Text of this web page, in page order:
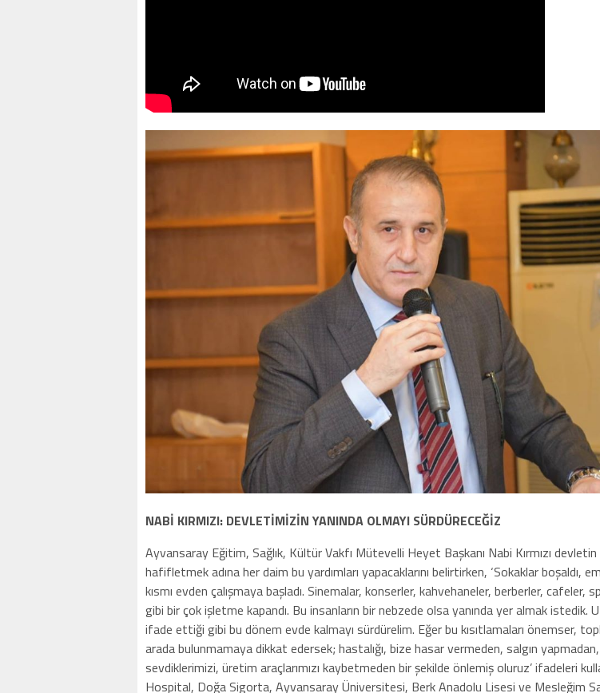
NABİ KIRMIZI: DEVLETİMİZİN YANINDA OLMAYI SÜRDÜRECEĞİZ
Ayvansaray Eğitim, Sağlık, Kültür Vakfı Mütevelli Heyet Başkanı Nabi Kırmızı
hafifletmek adına her daim bu yardımları yapacaklarını belirtirken, ‘Sokaklar boşaldı,
kısmı evden çalışmaya başladı. Sinemalar, konserler, kahvehaneler, berberler, cafeler,
gibi bir çok işletme kapandı. Bu insanların bir nebzede olsa yanında yer almak istedik.
ifade ettiği gibi bu dönem evde kalmayı sürdürelim. Eğer bu kısıtlamaları önemser,
arada bulunmamaya dikkat edersek; hastalığı, bize hasar vermeden, salgın yapmadan,
sevdiklerimizi, üretim araçlarımızı kaybetmeden bir şekilde önlemiş oluruz’ ifadeleri
Hospital, Doğa Sigorta, Ayvansaray Üniversitesi, Berk Anadolu Lisesi ve Mesleğim